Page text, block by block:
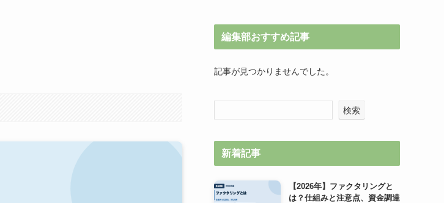
編集部おすすめ記事
記事が見つかりませんでした。
検索
新着記事
【2026年】ファクタリングと
は？仕組みと注意点、資金調達